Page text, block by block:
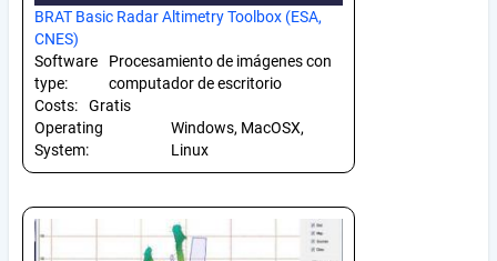
BRAT Basic Radar Altimetry Toolbox (ESA,
CNES)
Software
type:
Procesamiento de imágenes con
computador de escritorio
Costs:
Gratis
Operating
System:
Windows, MacOSX,
Linux